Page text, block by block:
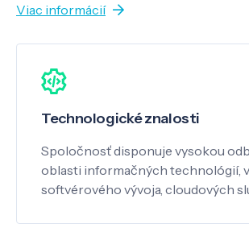
Viac informácií
Technologické znalosti
Spoločnosť disponuje vysokou
oblasti informačných technológií,
softvérového vývoja, cloudových